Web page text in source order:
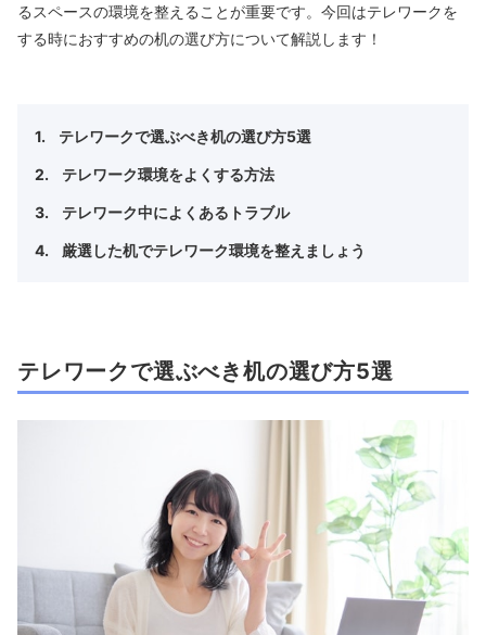
るスペースの環境を整えることが重要です。今回はテレワークを
する時におすすめの机の選び方について解説します！
テレワークで選ぶべき机の選び方5選
テレワーク環境をよくする方法
テレワーク中によくあるトラブル
厳選した机でテレワーク環境を整えましょう
テレワークで選ぶべき机の選び方5選